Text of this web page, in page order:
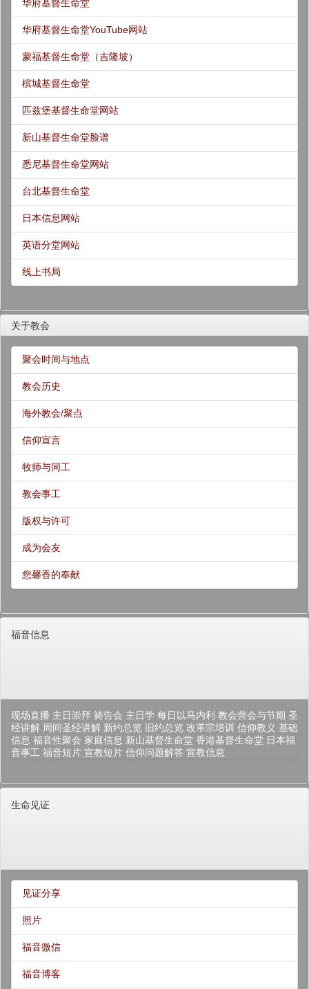
华府基督生命堂
华府基督生命堂YouTube网站
蒙福基督生命堂（吉隆坡）
槟城基督生命堂
匹兹堡基督生命堂网站
新山基督生命堂脸谱
悉尼基督生命堂网站
台北基督生命堂
日本信息网站
英语分堂网站
线上书局
关于教会
聚会时间与地点
教会历史
海外教会/聚点
信仰宣言
牧师与同工
教会事工
版权与许可
成为会友
您馨香的奉献
福音信息
现场直播 主日崇拜 祷告会 主日学 每日以马内利 教会营会与节期 圣
经讲解 周间圣经讲解 新约总览 旧约总览 改革宗培训 信仰教义 基础
信息 福音性聚会 家庭信息 新山基督生命堂 香港基督生命堂 日本福
音事工 福音短片 宣教短片 信仰问题解答 宣教信息
生命见证
见证分享
照片
福音微信
福音博客